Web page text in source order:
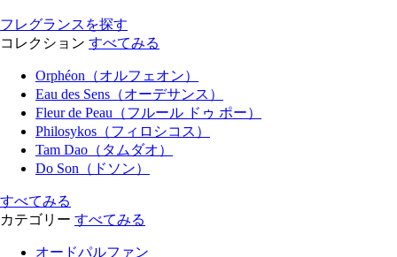
フレグランスを探す
コレクション すべてみる
Orphéon（オルフェオン）
Eau des Sens（オーデサンス）
Fleur de Peau（フルール ドゥ ポー）
Philosykos（フィロシコス）
Tam Dao（タムダオ）
Do Son（ドソン）
すべてみる
カテゴリー すべてみる
オードパルファン